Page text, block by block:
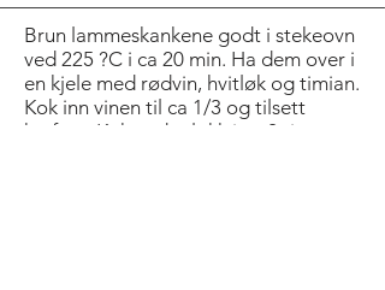
Brun lammeskankene godt i stekeovn
ved 225 ?C i ca 20 min. Ha dem over i
en kjele med rødvin, hvitløk og timian.
Kok inn vinen til ca 1/3 og tilsett
kraften. Kok under lokk i ca 2 timer.